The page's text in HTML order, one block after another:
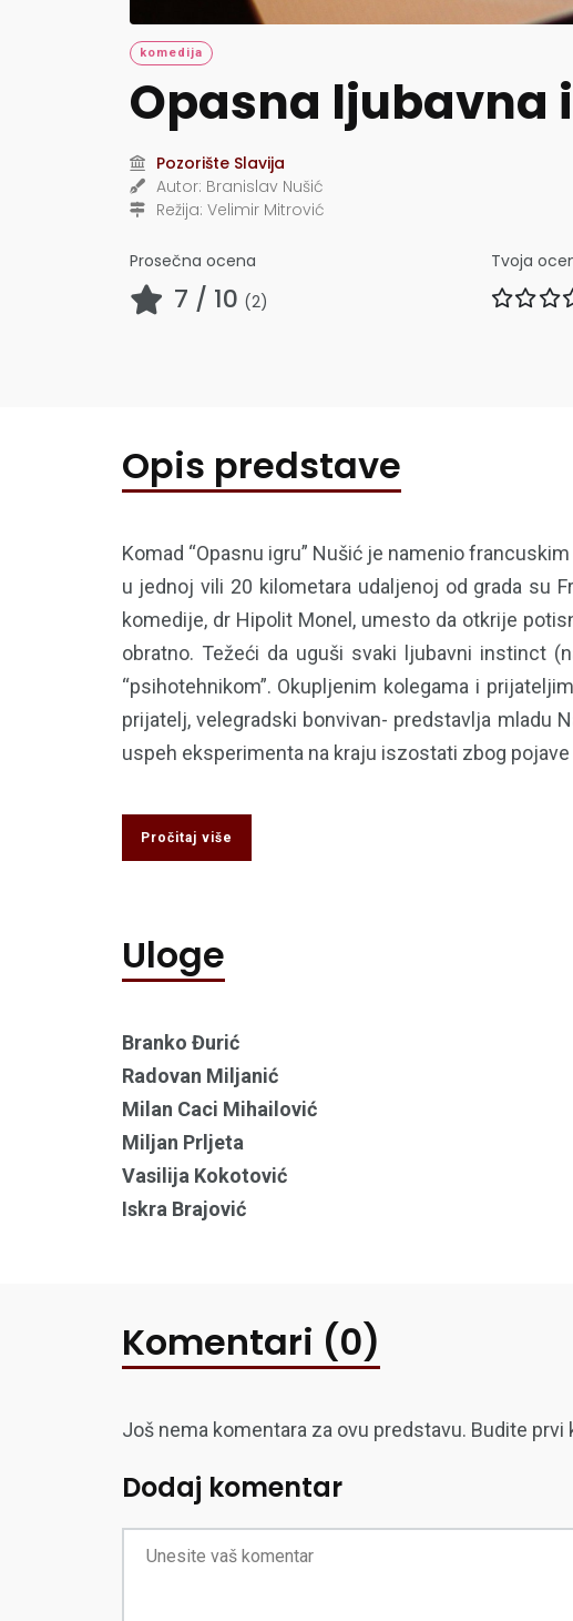
komedija
Opasna ljubavna
Pozorište Slavija
Autor: Branislav Nušić
Režija: Velimir Mitrović
Prosečna ocena
7 / 10 (2)
Tvoja
Opis predstave
Komad “Opasnu igru” Nušić je namenio
u jednoj vili 20 kilometara udaljenoj od grada su
komedije, dr Hipolit Monel, umesto da otkrije
obratno. Težeći da uguši svaki ljubavni instinct
“psihotehnikom”. Okupljenim kolegama i
prijatelj, velegradski bonvivan- predstavlja mladu
uspeh eksperimenta na kraju iszostati zbog pojave
Pročitaj više
Uloge
Branko Đurić
Radovan Miljanić
Milan Caci Mihailović
Miljan Prljeta
Vasilija Kokotović
Iskra Brajović
Komentari (0)
Još nema komentara za ovu predstavu. Budite
Dodaj komentar